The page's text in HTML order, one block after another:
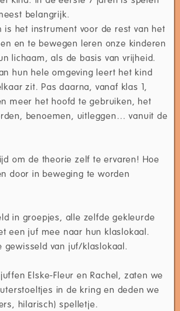
belangrijk.
is het instrument voor de rest van het
en te bewegen leren onze kinderen
lichaam, als de basis van vrijheid.
hun hele omgeving leert het kind
zit. Pas daarna, vanaf klas 1,
meer het hoofd te gebruiken, het
benoemen, uitleggen… vanuit de
om de theorie zelf te ervaren! Hoe
door in beweging te worden
in groepjes, alle zelfde gekleurde
een juf mee naar hun klaslokaal.
gewisseld van juf/klaslokaal.
Elske-Fleur en Rachel, zaten we
in de kring en deden we
hilarisch) spelletje.